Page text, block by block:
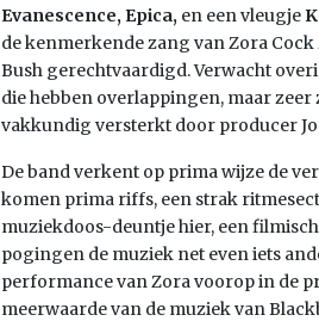
Evanescence, Epica, en een vleugje
de kenmerkende zang van Zora
Bush gerechtvaardigd. Verwacht
die hebben overlappingen, maar
vakkundig versterkt door producer
De band verkent op prima wijze de
komen prima riffs, een strak
muziekdoos-deuntje hier, een
pogingen de muziek net even iets
performance van Zora voorop in de
meerwaarde van de muziek van